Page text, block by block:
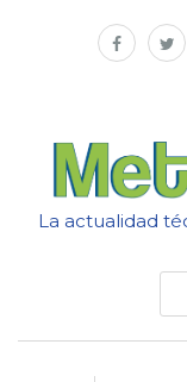
La actualidad